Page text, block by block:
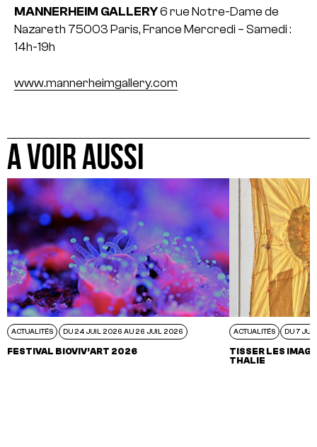
MANNERHEIM GALLERY6 rue Notre-Dame de
Nazareth 75003 Paris, France Mercredi – Samedi :
14h-19h
www.mannerheimgallery.com
A VOIR AUSSI
ACTUALITÉS DU 24 JUIL 2026 AU 26 JUIL 2026
FESTIVAL BIOVIV’ART 2026
ACTUALITÉS DU 7
TISSER LES
THALIE